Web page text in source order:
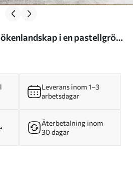
Nr. w09860
Leverans inom 1–3
arbetsdagar
Återbetalning inom
30 dagar